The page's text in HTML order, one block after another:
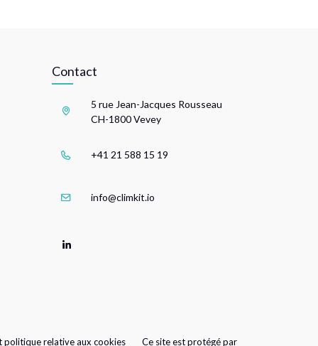
Contact
5 rue Jean-Jacques Rousseau
CH-1800 Vevey
+41 21 588 15 19
info@climkit.io
relative aux cookies Ce site est protégé par